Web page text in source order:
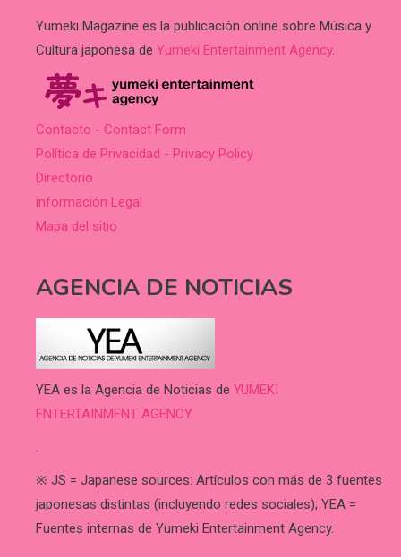
Yumeki Magazine es la publicación online sobre Música y
Cultura japonesa de Yumeki Entertainment Agency.
Contacto - Contact Form
Política de Privacidad - Privacy Policy
Directorio
información Legal
Mapa del sitio
AGENCIA DE NOTICIAS
YEA es la Agencia de Noticias de YUMEKI
ENTERTAINMENT AGENCY.
.
※ JS = Japanese sources: Artículos con más de 3 fuentes
japonesas distintas (incluyendo redes sociales); YEA =
Fuentes internas de Yumeki Entertainment Agency.